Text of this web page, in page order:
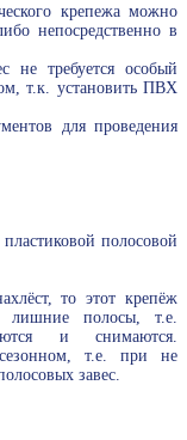
крепежа можно
непосредственно в
не требуется особый
т.к. установить ПВХ
для проведения
полосовой
то этот крепёж
лишние полосы, т.е.
и снимаются.
т.е. при не
завес.